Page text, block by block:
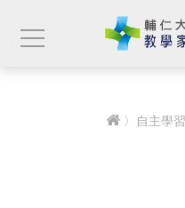
〉 自主學習